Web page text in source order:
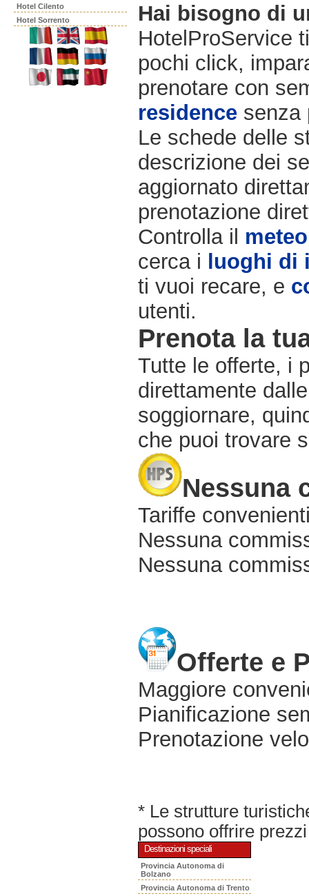
Hotel Cilento
Hotel Sorrento
Hai bisogno di
HotelProService
pochi click,
prenotare con
residence senza
Le schede delle
descrizione dei
aggiornato
prenotazione
Controlla il meteo
cerca i luoghi di
ti vuoi recare, e
utenti.
Prenota la
Tutte le offerte, i
direttamente
soggiornare,
che puoi trovare
Nessuna
Tariffe
Nessuna
Nessuna
Offerte e
Maggiore
Pianificazione
Prenotazione
* Le strutture
possono offrire
Destinazioni speciali
Provincia Autonoma di
Bolzano
Provincia Autonoma di Trento